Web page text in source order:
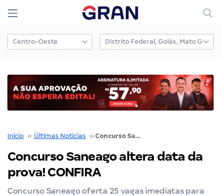
Início ›› Últimas Notícias ›› Concurso Saneago altera data da prova! CONFIRA
Concurso Saneago altera data da
prova! CONFIRA
Concurso Saneago oferta 25 vagas imediatas para